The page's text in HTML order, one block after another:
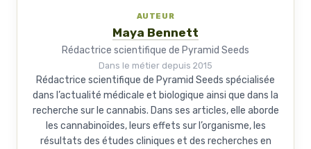
AUTEUR
Maya Bennett
Rédactrice scientifique de Pyramid Seeds
Dans le métier depuis 2015
Rédactrice scientifique de Pyramid Seeds spécialisée
dans l’actualité médicale et biologique ainsi que dans la
recherche sur le cannabis. Dans ses articles, elle aborde
les cannabinoïdes, leurs effets sur l’organisme, les
résultats des études cliniques et des recherches en